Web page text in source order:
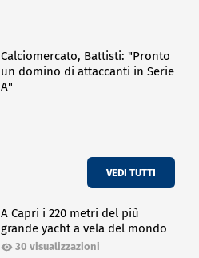
Calciomercato, Battisti: "Pronto
un domino di attaccanti in Serie
A"
VEDI TUTTI
A Capri i 220 metri del più
grande yacht a vela del mondo
30 visualizzazioni